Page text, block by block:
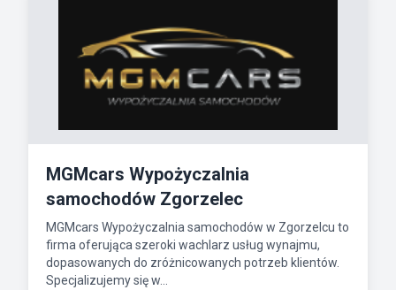
MGMcars Wypożyczalnia
samochodów Zgorzelec
MGMcars Wypożyczalnia samochodów w Zgorzelcu to
firma oferująca szeroki wachlarz usług wynajmu,
dopasowanych do zróżnicowanych potrzeb klientów.
Specjalizujemy się w...